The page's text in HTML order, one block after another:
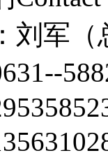
刘军（